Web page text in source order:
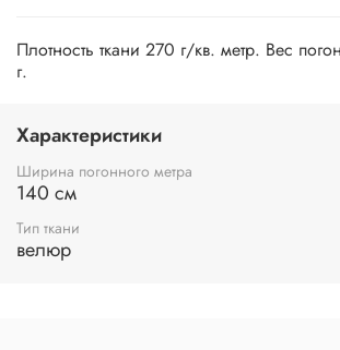
Плотность ткани 270 г/кв. метр. Вес
г.
Характеристики
Ширина погонного метра
140 см
Тип ткани
велюр